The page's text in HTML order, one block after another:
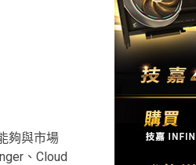
夠與市場
、Cloud